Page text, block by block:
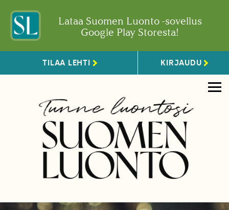
Lataa Suomen Luonto -sovellus
Google Play Storesta!
TILAA LEHTI KIRJAUDU